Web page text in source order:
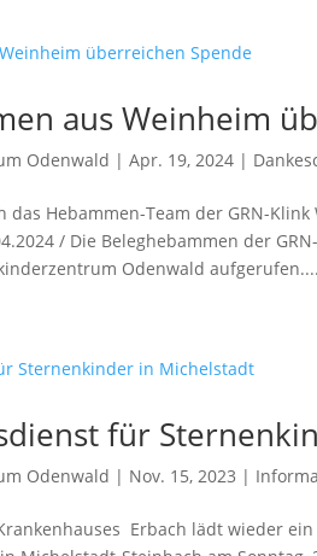
aus Weinheim
Odenwald |Apr. 19, 2024 |
das Hebammen-Team der GRN-
/ Die Beleghebammen der
Odenwald aufgerufen....
für
Odenwald | Nov. 15, 2023 |
Erbach lädt wieder